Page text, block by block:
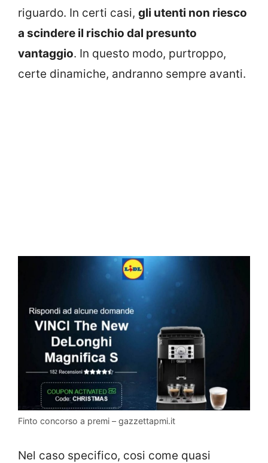
riguardo. In certi casi, gli utenti non riesco
a scindere il rischio dal presunto
vantaggio. In questo modo, purtroppo,
certe dinamiche, andranno sempre avanti.
Finto concorso a premi – gazzettapmi.it
Nel caso specifico, cosi come quasi